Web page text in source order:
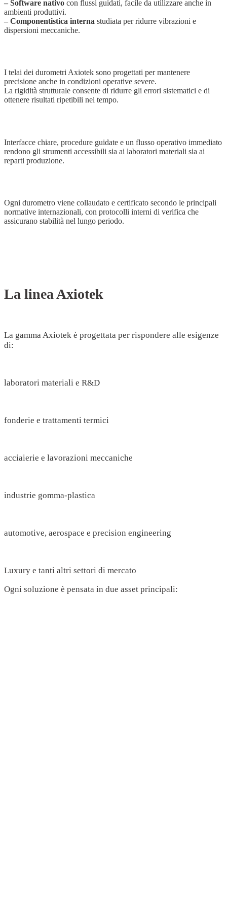
– Software nativo con flussi guidati, facile da utilizzare anche in
ambienti produttivi.
– Componentistica interna studiata per ridurre vibrazioni e
dispersioni meccaniche.
I telai dei durometri Axiotek sono progettati per mantenere
precisione anche in condizioni operative severe.
La rigidità strutturale consente di ridurre gli errori sistematici e di
ottenere risultati ripetibili nel tempo.
Interfacce chiare, procedure guidate e un flusso operativo immediato
rendono gli strumenti accessibili sia ai laboratori materiali sia ai
reparti produzione.
Ogni durometro viene collaudato e certificato secondo le principali
normative internazionali, con protocolli interni di verifica che
assicurano stabilità nel lungo periodo.
La linea Axiotek
La gamma Axiotek è progettata per rispondere alle esigenze
di:
laboratori materiali e R&D
fonderie e trattamenti termici
acciaierie e lavorazioni meccaniche
industrie gomma-plastica
automotive, aerospace e precision engineering
Luxury e tanti altri settori di mercato
Ogni soluzione è pensata in due asset principali: